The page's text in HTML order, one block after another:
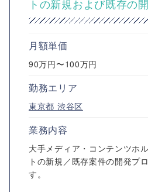
トの新規および既存の
月額単価
90万円〜100万円
勤務エリア
東京都 渋谷区
業務内容
大手メディア・コンテンツホ
トの新規／既存案件の開発プ
す。